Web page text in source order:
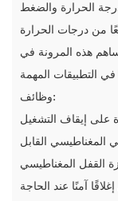
من درجات الحرارة
هذه المرونة في
وظائف:
المغناطيسي القابل
القفل المغناطيسي